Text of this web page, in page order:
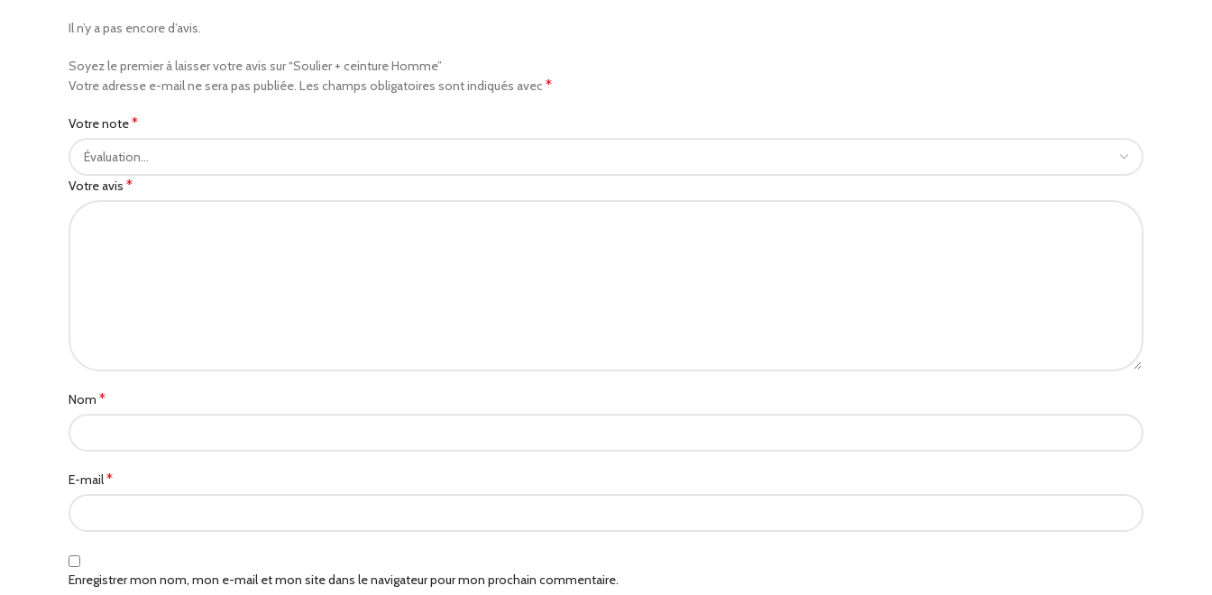
Il n’y a pas encore d’avis.
Soyez le premier à laisser votre avis sur “Soulier + ceinture Homme”
Votre adresse e-mail ne sera pas publiée. Les champs obligatoires sont indiqués avec *
Votre note*
Votre avis *
Nom *
E-mail*
Enregistrer mon nom, mon e-mail et mon site dans le navigateur pour mon prochain commentaire.